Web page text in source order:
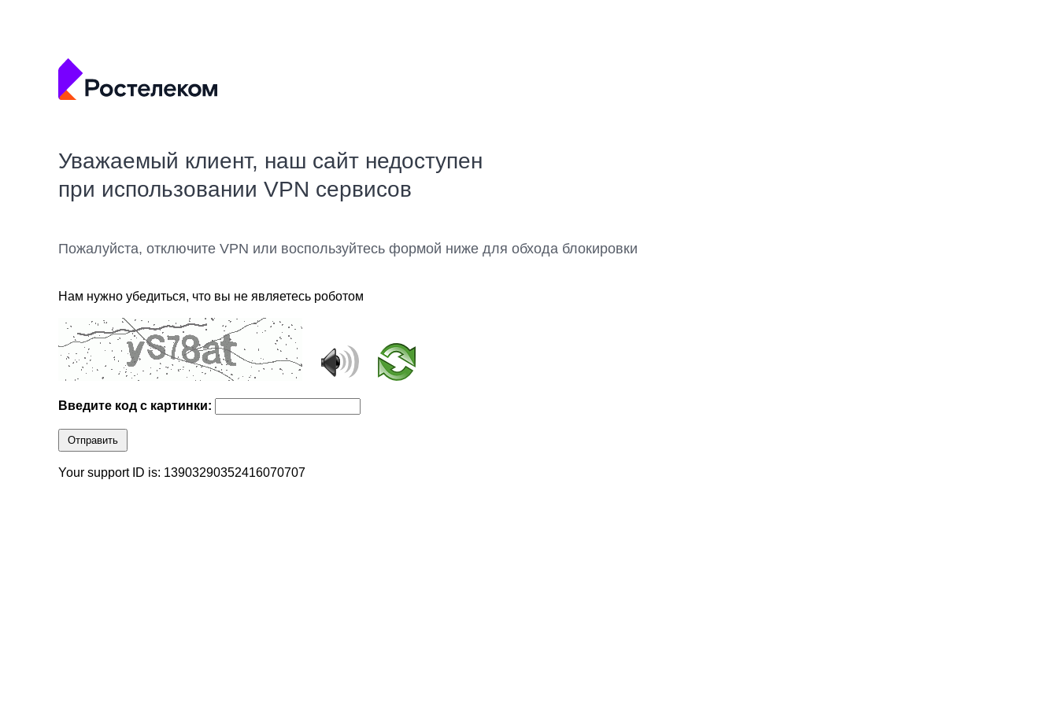
Уважаемый клиент, наш сайт недоступен
при использовании VPN сервисов
Пожалуйста, отключите VPN или воспользуйтесь формой ниже для обхода блокировки
Нам нужно убедиться, что вы не являетесь роботом
Введите код с картинки:
Отправить
Your support ID is: 13903290352416070707